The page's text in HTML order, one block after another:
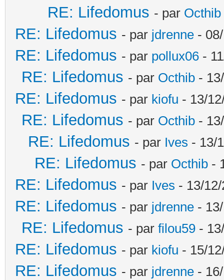
RE: Lifedomus - par Octhib
RE: Lifedomus - par jdrenne -
RE: Lifedomus - par pollux06 -
RE: Lifedomus - par Octhib -
RE: Lifedomus - par kiofu - 13/
RE: Lifedomus - par Octhib -
RE: Lifedomus - par Ives - 13/
RE: Lifedomus - par Octhib -
RE: Lifedomus - par Ives - 13/
RE: Lifedomus - par jdrenne -
RE: Lifedomus - par filou59 -
RE: Lifedomus - par kiofu - 15/
RE: Lifedomus - par jdrenne -